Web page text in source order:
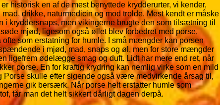
er historisk en af de mest benyttede krydderurter, vi kender,
mad, drikke, naturmedicin og mod trolde. Mest kendt er måske
i kryddersnaps, men vikingerne brugte den som tilsætning til
mjød, ligesom også øllet blev forbedret med porse,
ofte som erstatning for humle. I små mængder kan porsen
i mjød, mad, snaps og øl, men for store mængder
ligefrem ødelægge smag og duft. Lidt har mere end ret, når
porse. En for kraftig krydring kan nemlig virke som en mild
Porse skulle efter sigende også være medvirkende årsag til,
gik bersærk. Når porse helt erstatter humle som
får man det helt sikkert dårligt dagen derpå.